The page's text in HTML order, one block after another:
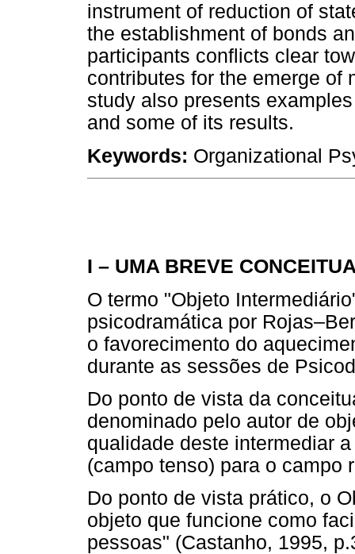
instrument of reduction of
the establishment of bonds
participants conflicts clear
contributes for the emerge of
study also presents
and some of its results.
Keywords: Organizational
I – UMA BREVE
O termo "Objeto
psicodramática por
o favorecimento do
durante as sessões de
Do ponto de vista da
denominado pelo autor de
qualidade deste intermediar
(campo tenso) para o campo
Do ponto de vista prático, o
objeto que funcione como
pessoas" (Castanho, 1995,